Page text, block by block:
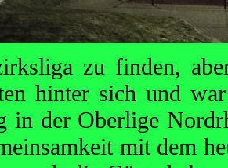
zu finden,
hinter sich und
in der Oberlige
mit dem